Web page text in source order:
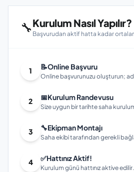
🔧Kurulum Nasıl Yapılır?
Başvurudan aktif hatta kadar
1 📝Online Başvuru
Online başvurunuzu oluşturun;
2 📅Kurulum Randevusu
Size uygun bir tarihte saha
3 🔧Ekipman Montajı
Saha ekibi tarafından gerekli
4 ✅Hattınız Aktif!
Kurulum günü hattınız aktive